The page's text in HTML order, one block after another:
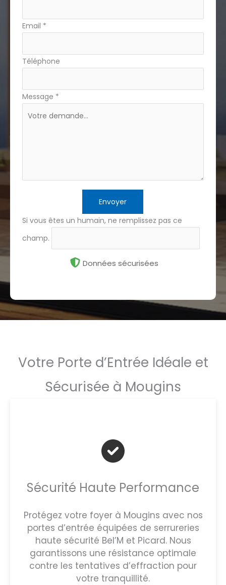
Email *
Téléphone
Message *
Envoyer
Si vous êtes un humain, ne remplissez pas ce
champ.
Données sécurisées
Votre Porte d’Entrée Idéale et
Sécurisée à Mougins
Sécurité Haute Performance
Protégez votre foyer à Mougins avec nos
portes d’entrée équipées de serrureries
haute sécurité Bel’M et Picard. Nous
garantissons une résistance optimale
contre les tentatives d’effraction pour
votre tranquillité.